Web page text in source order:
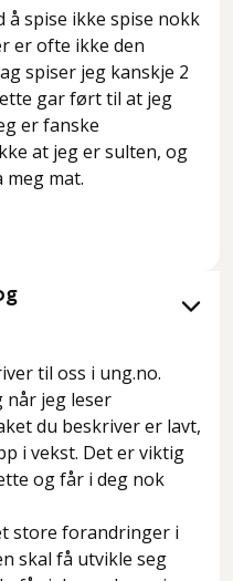
å spise ikke spise nokk
er ofte ikke den
spiser jeg kanskje 2
gar ført til at jeg
er fanske
at jeg er sulten, og
mat.
til oss i ung.no.
når jeg leser
du beskriver er lavt,
i vekst. Det er viktig
og får i deg nok
store forandringer i
skal få utvikle seg